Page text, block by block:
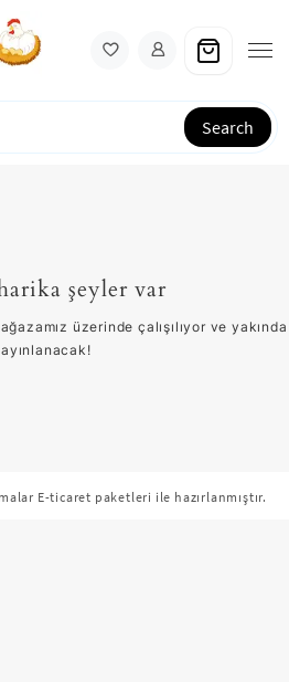
Search
şeyler var
üzerinde çalışılıyor ve yakında
E-ticaret paketleri ile hazırlanmıştır.